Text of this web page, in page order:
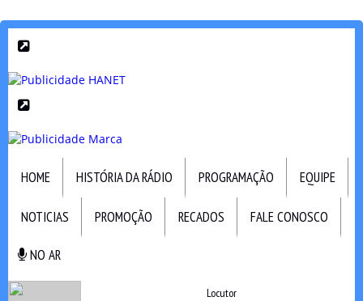
HOME HISTÓRIA DA RÁDIO PROGRAMAÇÃO EQUIPE
NOTICIAS PROMOÇÃO RECADOS FALE CONOSCO
NO AR
Locutor